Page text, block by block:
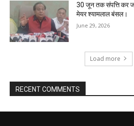
30 जून तक संपत्ति कर
मेयर श्यामलाल बंसल।
June 29, 2026
Load more
RECENT COMMENTS